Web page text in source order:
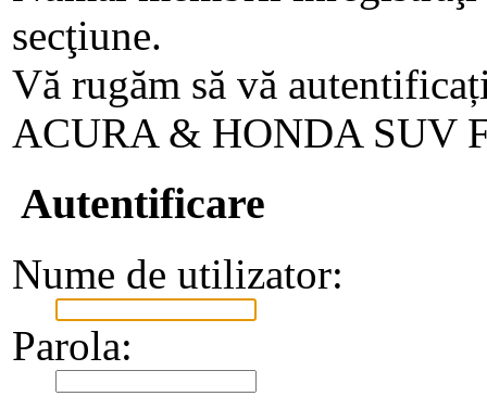
secţiune.
Vă rugăm să vă
ACURA & HONDA SUV
Autentificare
Nume de utilizator:
Parola: